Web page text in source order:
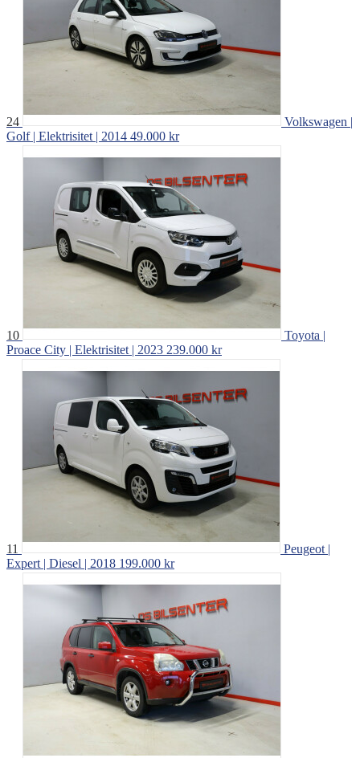
24
Volkswagen |
Golf | Elektrisitet | 2014 49.000 kr
10
Toyota |
Proace City | Elektrisitet | 2023 239.000 kr
11
Peugeot |
Expert | Diesel | 2018 199.000 kr